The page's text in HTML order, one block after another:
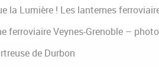
la Lumière ! Les lanternes
ferroviaire Veynes-Grenoble –
de Durbon